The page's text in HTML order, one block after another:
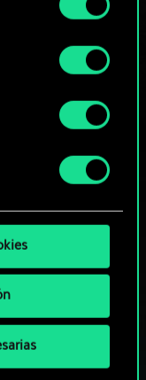
nuestro uso
«Ajustes» de
GWENT?